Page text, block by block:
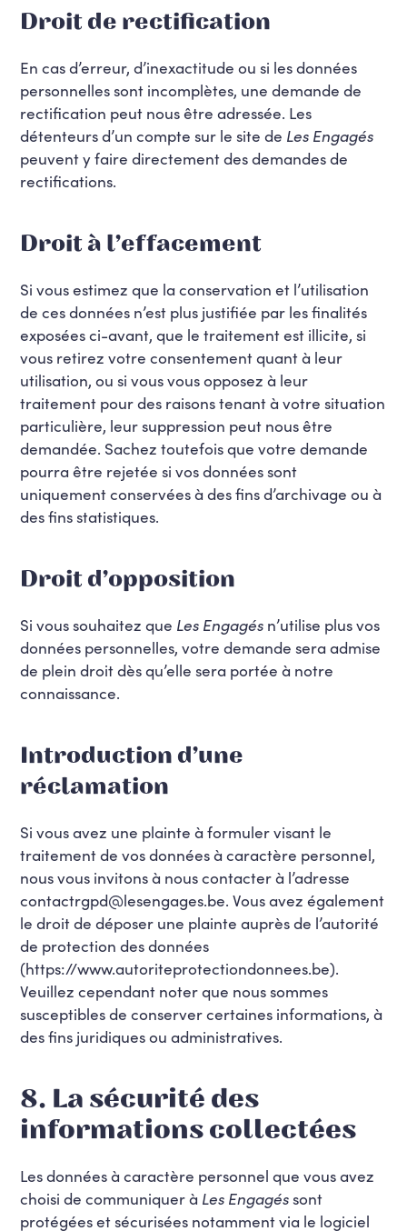
Droit de rectification
En cas d’erreur, d’inexactitude ou si les données
personnelles sont incomplètes, une demande de
rectification peut nous être adressée. Les
détenteurs d’un compte sur le site de Les Engagés
peuvent y faire directement des demandes de
rectifications.
Droit à l’effacement
Si vous estimez que la conservation et l’utilisation
de ces données n’est plus justifiée par les finalités
exposées ci-avant, que le traitement est illicite, si
vous retirez votre consentement quant à leur
utilisation, ou si vous vous opposez à leur
traitement pour des raisons tenant à votre situation
particulière, leur suppression peut nous être
demandée. Sachez toutefois que votre demande
pourra être rejetée si vos données sont
uniquement conservées à des fins d’archivage ou à
des fins statistiques.
Droit d’opposition
Si vous souhaitez que Les Engagés n’utilise plus vos
données personnelles, votre demande sera admise
de plein droit dès qu’elle sera portée à notre
connaissance.
Introduction d’une
réclamation
Si vous avez une plainte à formuler visant le
traitement de vos données à caractère personnel,
nous vous invitons à nous contacter à l’adresse
contactrgpd@lesengages.be. Vous avez également
le droit de déposer une plainte auprès de l’autorité
de protection des données
(https://www.autoriteprotectiondonnees.be).
Veuillez cependant noter que nous sommes
susceptibles de conserver certaines informations, à
des fins juridiques ou administratives.
8. La sécurité des
informations collectées
Les données à caractère personnel que vous avez
choisi de communiquer à Les Engagéssont
protégées et sécurisées notamment via le logiciel